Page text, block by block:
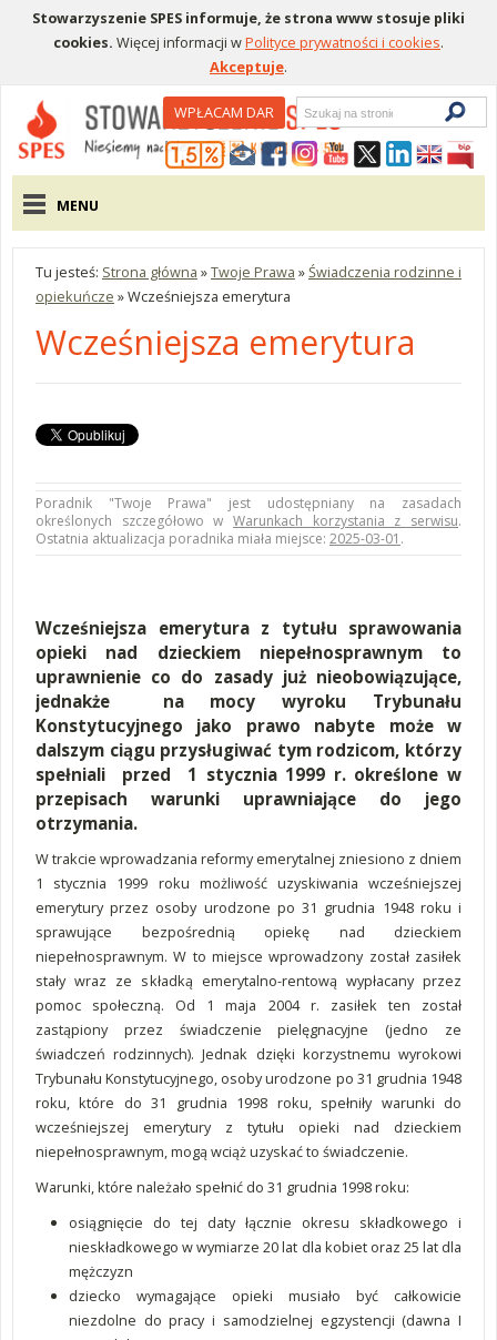
Stowarzyszenie SPES informuje, że strona www stosuje pliki
cookies. Więcej informacji wPolityce prywatności i cookies.
Akceptuje.
Menu pomocniczeWPŁACAM DAR
Wyszukiwarka
Menu główne
MENU
Tu jesteś: Strona główna »Twoje Prawa »Świadczenia rodzinne i
opiekuńcze »Wcześniejsza emerytura
Wcześniejsza emerytura
Wcześniejsza emerytura z tytułu sprawowania
opieki nad dzieckiem niepełnosprawnym to
uprawnienie co do zasady już nieobowiązujące,
jednakże na mocy wyroku Trybunału
Konstytucyjnego jako prawo nabyte może w
dalszym ciągu przysługiwać tym rodzicom, którzy
spełniali przed 1 stycznia 1999 r. określone w
przepisach warunki uprawniające do jego
otrzymania.
W trakcie wprowadzania reformy emerytalnej zniesiono z dniem
1 stycznia 1999 roku możliwość uzyskiwania wcześniejszej
emerytury przez osoby urodzone po 31 grudnia 1948 roku i
sprawujące bezpośrednią opiekę nad dzieckiem
niepełnosprawnym. W to miejsce wprowadzony został zasiłek
stały wraz ze składką emerytalno-rentową wypłacany przez
pomoc społeczną. Od 1 maja 2004 r. zasiłek ten został
zastąpiony przez świadczenie pielęgnacyjne (jedno ze
świadczeń rodzinnych). Jednak dzięki korzystnemu wyrokowi
Trybunału Konstytucyjnego, osoby urodzone po 31 grudnia 1948
roku, które do 31 grudnia 1998 roku, spełniły warunki do
wcześniejszej emerytury z tytułu opieki nad dzieckiem
niepełnosprawnym, mogą wciąż uzyskać to świadczenie.
Warunki, które należało spełnić do 31 grudnia 1998 roku:
osiągnięcie do tej daty łącznie okresu składkowego i
nieskładkowego w wymiarze 20 lat dla kobiet oraz 25 lat dla
mężczyzn
dziecko wymagające opieki musiało być całkowicie
niezdolne do pracy i samodzielnej egzystencji (dawna I
Poradnik "Twoje Prawa" jest udostępniany na zasadach
określonych szczegółowo w Warunkach korzystania z serwisu.
Ostatnia aktualizacja poradnika miała miejsce: 2025-03-01 .